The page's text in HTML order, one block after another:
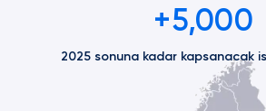
+5,000
2025 sonuna kadar kapsanacak